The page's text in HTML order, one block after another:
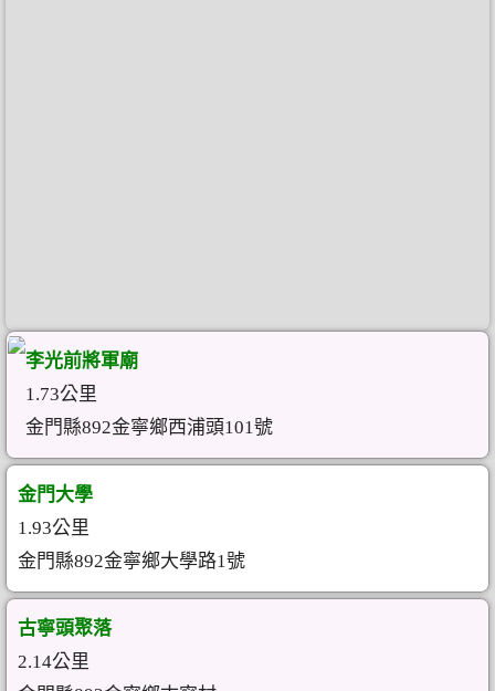
李光前將軍廟
1.73公里
金門縣892金寧鄉西浦頭101號
金門大學
1.93公里
金門縣892金寧鄉大學路1號
古寧頭聚落
2.14公里